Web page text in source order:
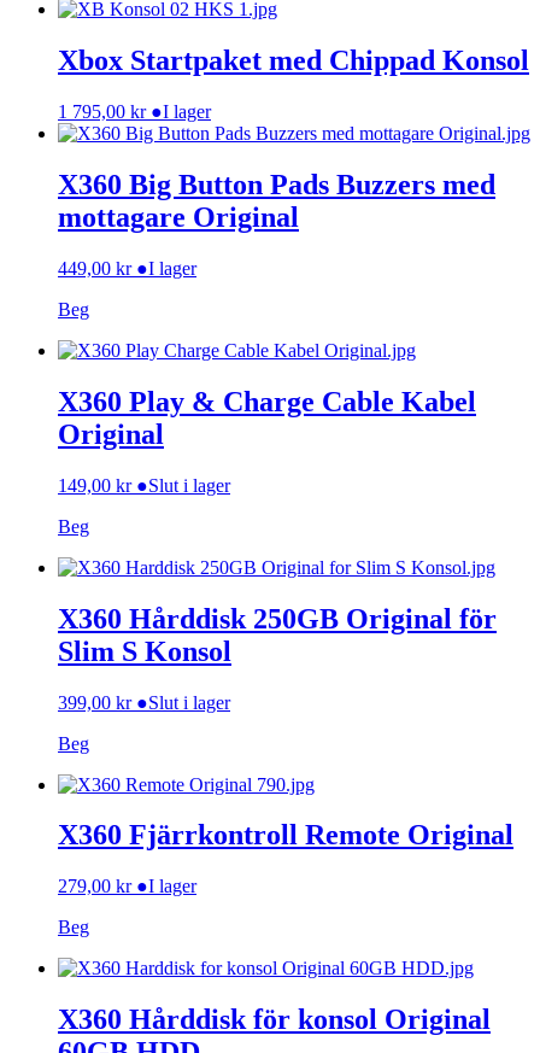
Xbox Startpaket med Chippad Konsol
1 795,00 kr ●I lager
X360 Big Button Pads Buzzers med
mottagare Original
449,00 kr ●I lager
Beg
X360 Play & Charge Cable Kabel
Original
149,00 kr ●Slut i lager
Beg
X360 Hårddisk 250GB Original för
Slim S Konsol
399,00 kr ●Slut i lager
Beg
X360 Fjärrkontroll Remote Original
279,00 kr ●I lager
Beg
X360 Hårddisk för konsol Original